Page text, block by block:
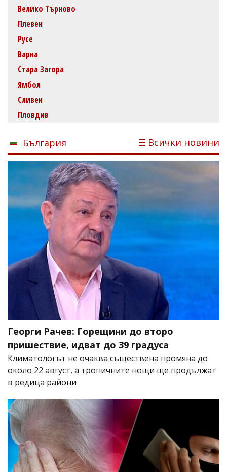
Велико Търново
Плевен
Русе
Варна
Стара Загора
Ямбол
Сливен
Пловдив
България Всички новини
Георги Рачев: Горещини до второ
пришествие, идват до 39 градуса
Климатологът не очаква съществена промяна до
около 22 август, а тропичните нощи ще продължат
в редица райони